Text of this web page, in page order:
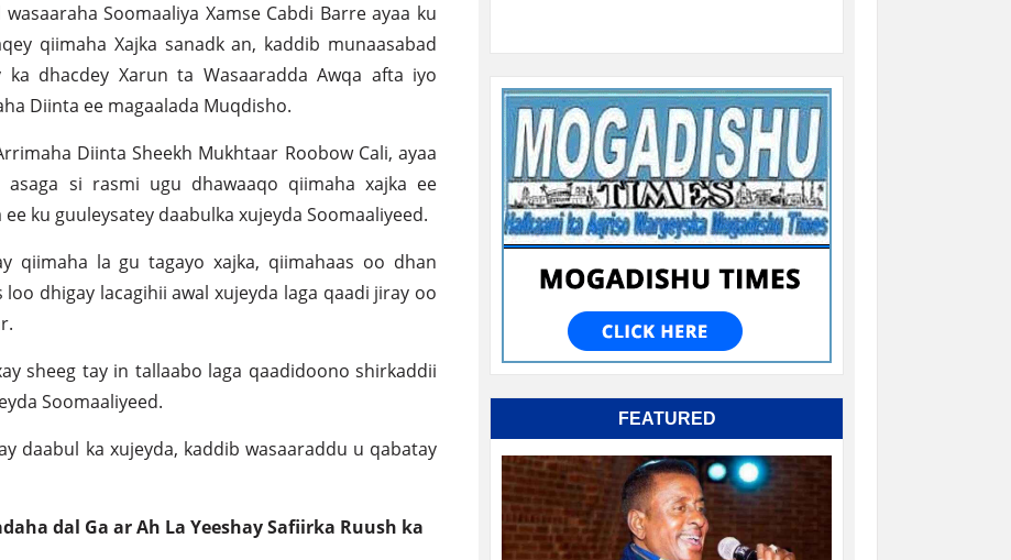
wasaaraha Soomaaliya Xamse Cabdi Barre ayaa ku
qiimaha Xajka sanadk an, kaddib munaasabad
ka dhacdey Xarun ta Wasaaradda Awqa afta iyo
Diinta ee magaalada Muqdisho.
Diinta Sheekh Mukhtaar Roobow Cali, ayaa
asaga si rasmi ugu dhawaaqo qiimaha xajka ee
ku guuleysatey daabulka xujeyda Soomaaliyeed.
qiimaha la gu tagayo xajka, qiimahaas oo dhan
dhigay lacagihii awal xujeyda laga qaadi jiray oo
sheeg tay in tallaabo laga qaadidoono shirkaddii
Soomaaliyeed.
daabul ka xujeyda, kaddib wasaaraddu u qabatay
dal Ga ar Ah La Yeeshay Safiirka Ruush ka
FEATURED